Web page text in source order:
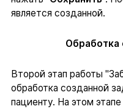
является созданной.
Обработка
Второй этап работы
обработка созданной
пациенту. На этом